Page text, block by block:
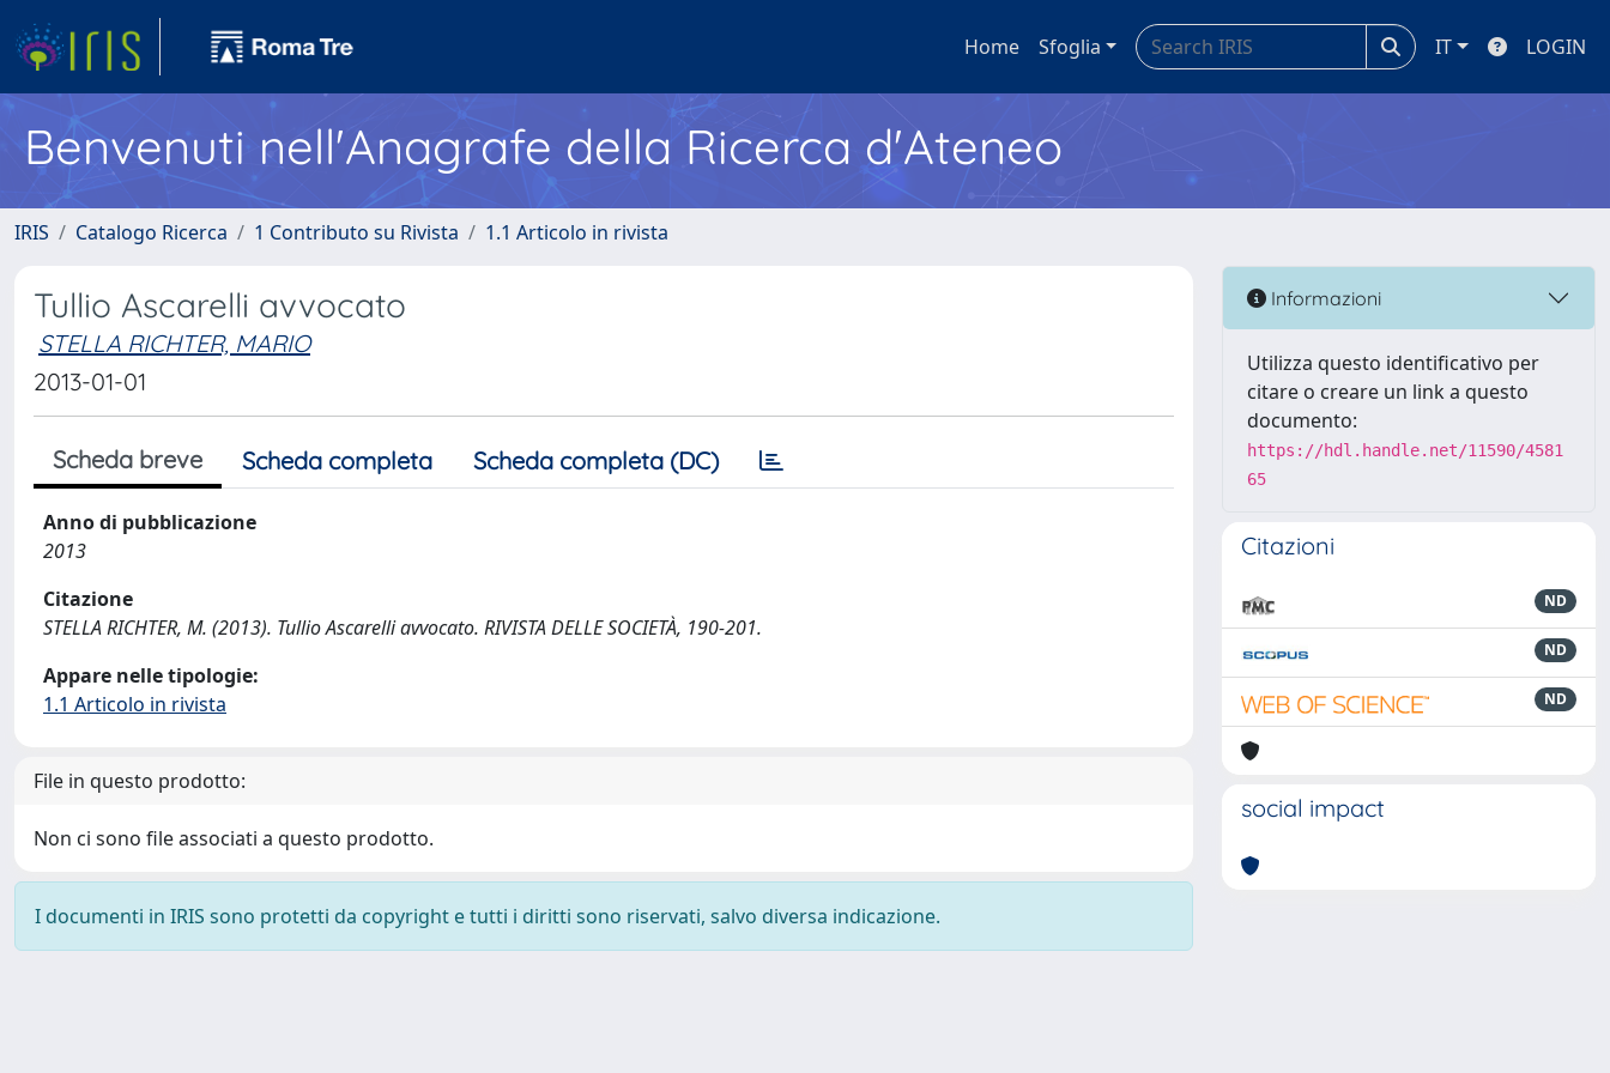
Home Sfoglia IT LOGIN
Benvenuti nell'Anagrafe della Ricerca d'Ateneo
IRIS Catalogo Ricerca 1 Contributo su Rivista 1.1 Articolo in rivista
Tullio Ascarelli avvocato
STELLA RICHTER, MARIO
2013-01-01
Scheda breve Scheda completa Scheda completa (DC)
Anno di pubblicazione
2013
Citazione
STELLA RICHTER, M. (2013). Tullio Ascarelli avvocato. RIVISTA DELLE SOCIETÀ, 190-201.
Appare nelle tipologie:
1.1 Articolo in rivista
File in questo prodotto:
Non ci sono file associati a questo prodotto.
I documenti in IRIS sono protetti da copyright e tutti i diritti sono riservati, salvo diversa indicazione.
Informazioni
Utilizza questo identificativo per
citare o creare un link a questo
documento:
https://hdl.handle.net/11590/4581
65
Citazioni
ND
ND
ND
social impact